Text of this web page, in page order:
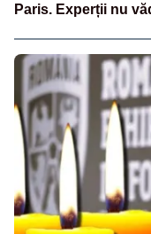
Paris. Experții nu